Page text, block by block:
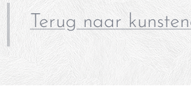
Terug naar